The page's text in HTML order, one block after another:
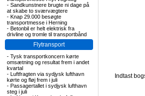
- Sandkunstnere brugte ni dage på
at skabe to sværvægtere
- Knap 29.000 besøgte
transportmesse i Herning
- Betonbil er helt elektrisk fra
drivline og tromle til transportbånd
Flytransport
- Tysk transportkoncern kørte
omsætning og resultat frem i andet
kvartal
- Luftfragten via sydjysk lufthavn
kørte og fløj frem i juli
- Passagertallet i sydjysk lufthavn
steg i juli
Indtast